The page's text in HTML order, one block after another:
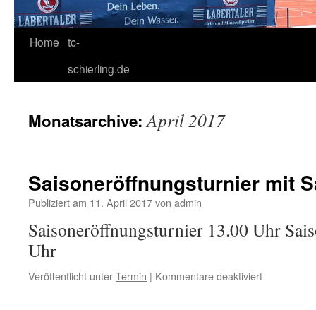
Springe
Home tc-
schierling.de
Monatsarchive:April 2017
Saisoneröffnungsturnier mit
Publiziert am 11. April 2017von admin
Saisoneröffnungsturnier 13.00 Uhr
Uhr
Veröffentlicht unterTermin | Kommentare deaktiviert